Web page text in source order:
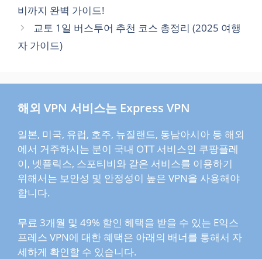
리
비까지 완벽 가이드!
교토 1일 버스투어 추천 코스 총정리 (2025 여행
자 가이드)
해외 VPN 서비스는 Express VPN
일본, 미국, 유럽, 호주, 뉴질랜드, 동남아시아 등 해외
에서 거주하시는 분이 국내 OTT 서비스인 쿠팡플레
이, 넷플릭스, 스포티비와 같은 서비스를 이용하기
위해서는 보안성 및 안정성이 높은 VPN을 사용해야
합니다.
무료 3개월 및 49% 할인 헤택을 받을 수 있는 E익스
프레스 VPN에 대한 혜택은 아래의 배너를 통해서 자
세하게 확인할 수 있습니다.